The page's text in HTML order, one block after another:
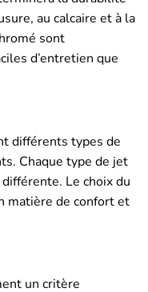
au calcaire et à la
sont
d’entretien que
différents types de
Chaque type de jet
Le choix du
matière de confort et
un critère